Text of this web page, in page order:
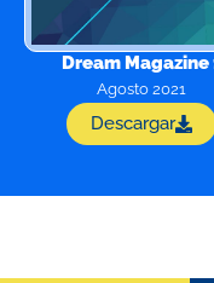
Dream Magazine
Agosto 2021
Descargar